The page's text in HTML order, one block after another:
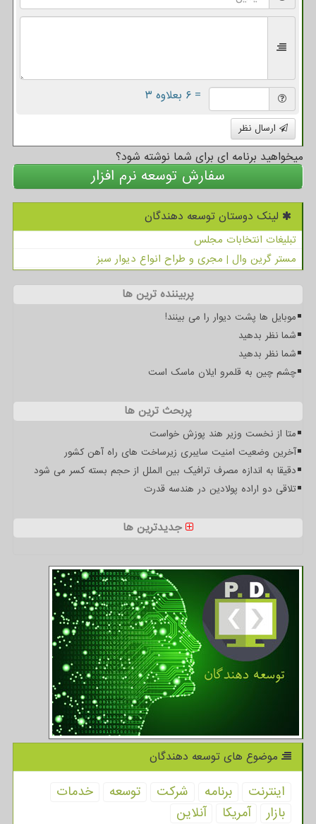
= ۶ بعلاوه ۳
ارسال نظر
میخواهید برنامه ای برای شما نوشته شود؟
سفارش توسعه نرم افزار
لینک دوستان توسعه دهندگان
تبلیغات انتخابات مجلس
مستر گرین وال | مجری و طراح انواع دیوار سبز
پربیننده ترین ها
موبایل ها پشت دیوار را می بینند!
شما نظر بدهید
شما نظر بدهید
چشم چین به قلمرو ایلان ماسک است
پربحث ترین ها
متا از نخست وزیر هند پوزش خواست
آخرین وضعیت امنیت سایبری زیرساخت های راه آهن کشور
دقیقا به اندازه مصرف ترافیک بین الملل از حجم بسته کسر می شود
تلاقی دو اراده پولادین در هندسه قدرت
جدیدترین ها
موضوع های توسعه دهندگان
اینترنت برنامه شركت توسعه
خدمات
بازار
آمریكا آنلاین